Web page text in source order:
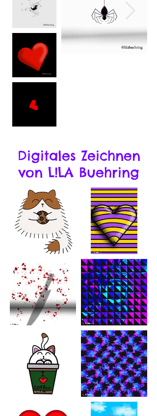
Digitales Zeichnen
von L!LA Buehring